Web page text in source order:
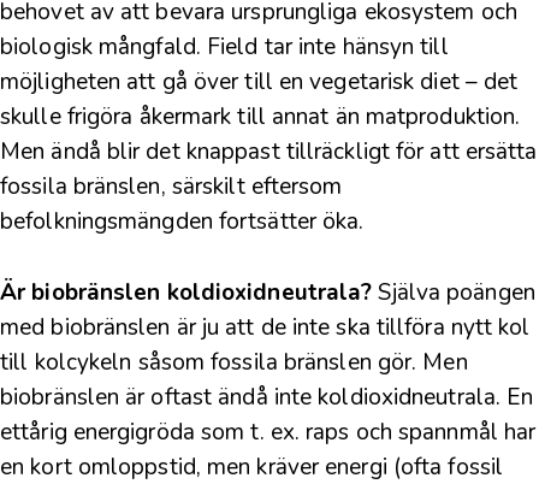
behovet av att bevara ursprungliga ekosystem och
biologisk mångfald. Field tar inte hänsyn till
möjligheten att gå över till en vegetarisk diet – det
skulle frigöra åkermark till annat än matproduktion.
Men ändå blir det knappast tillräckligt för att ersätta
fossila bränslen, särskilt eftersom
befolkningsmängden fortsätter öka.
Är biobränslen koldioxidneutrala?Själva poängen
med biobränslen är ju att de inte ska tillföra nytt kol
till kolcykeln såsom fossila bränslen gör. Men
biobränslen är oftast ändå inte koldioxidneutrala. En
ettårig energigröda som t. ex. raps och spannmål har
en kort omloppstid, men kräver energi (ofta fossil